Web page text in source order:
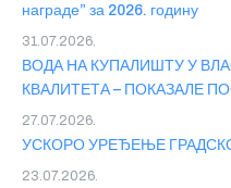
награде” за 2026. годину
ВОДА НА КУПАЛИШТУ У
КВАЛИТЕТА – ПОКАЗАЛЕ
31.07.2026.
УСКОРО УРЕЂЕЊЕ
27.07.2026.
23.07.2026.